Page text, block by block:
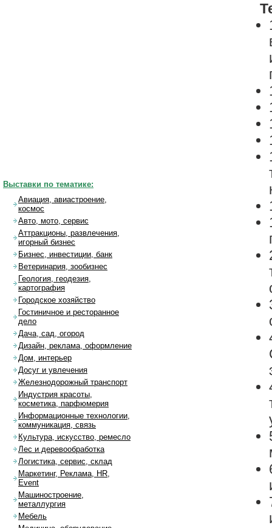
Выставки по тематике:
Авиация, авиастроение,
космос
Авто, мото, сервис
Аттракционы, развлечения,
игорный бизнес
Бизнес, инвестиции, банк
Ветеринария, зообизнес
Геология, геодезия,
картография
Городское хозяйство
Гостиничное и ресторанное
дело
Дача, сад, огород
Дизайн, реклама, оформление
Дом, интерьер
Досуг и увлечения
Железнодорожный транспорт
Индустрия красоты,
косметика, парфюмерия
Информационные технологии,
коммуникация, связь
Культура, искусство, ремесло
Лес и деревообработка
Логистика, сервис, склад
Маркетинг, Реклама, HR,
Event
Машиностроение,
металлургия
Мебель